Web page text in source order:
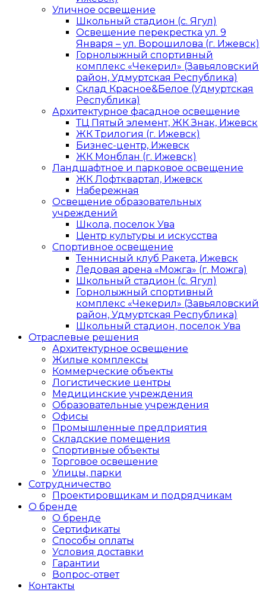
Уличное освещение
Школьный стадион (с. Ягул)
Освещение перекрестка ул. 9
Января – ул. Ворошилова (г. Ижевск)
Горнолыжный спортивный
комплекс «Чекерил» (Завьяловский
район, Удмуртская Республика)
Склад Красное&Белое (Удмуртская
Республика)
Архитектурное фасадное освещение
ТЦ Пятый элемент, ЖК Знак, Ижевск
ЖК Трилогия (г. Ижевск)
Бизнес-центр, Ижевск
ЖК Монблан (г. Ижевск)
Ландшафтное и парковое освещение
ЖК Лофтквартал, Ижевск
Набережная
Освещение образовательных
учреждений
Школа, поселок Ува
Центр культуры и искусства
Спортивное освещение
Теннисный клуб Ракета, Ижевск
Ледовая арена «Можга» (г. Можга)
Школьный стадион (с. Ягул)
Горнолыжный спортивный
комплекс «Чекерил» (Завьяловский
район, Удмуртская Республика)
Школьный стадион, поселок Ува
Отраслевые решения
Архитектурное освещение
Жилые комплексы
Коммерческие объекты
Логистические центры
Медицинские учреждения
Образовательные учреждения
Офисы
Промышленные предприятия
Складские помещения
Спортивные объекты
Торговое освещение
Улицы, парки
Сотрудничество
Проектировщикам и подрядчикам
О бренде
О бренде
Сертификаты
Способы оплаты
Условия доставки
Гарантии
Вопрос-ответ
Контакты